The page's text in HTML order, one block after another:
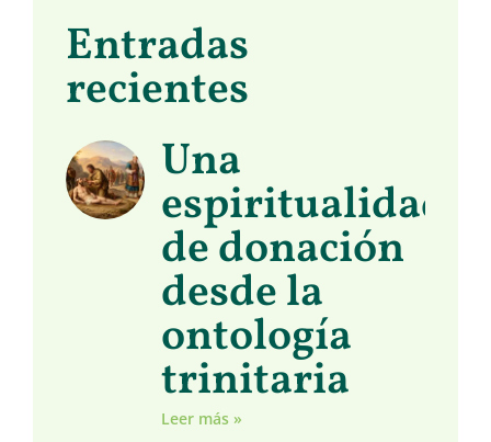
Entradas
recientes
Una
espiritualidad
de donación
desde la
ontología
trinitaria
Leer más »